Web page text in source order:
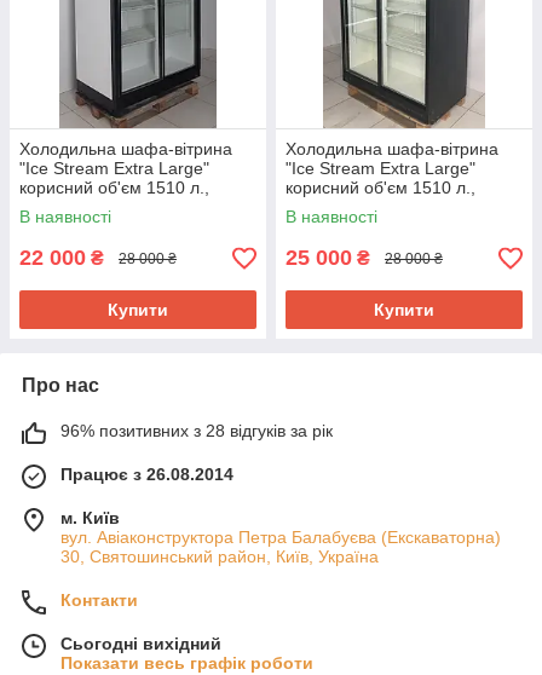
Холодильна шафа-вітрина
"Ice Stream Extra Large"
корисний об'єм 1510 л.,
(Україна), (+3° +10°), Б/у
В наявності
22 000 ₴ 28 000 ₴
Купити
Холодильна шафа-вітрина
"Ice Stream Extra Large"
корисний об'єм 1510 л.,
(Україна), (+3° +10°), Б/y
В наявності
25 000 ₴ 28 000 ₴
Купити
Про нас
96% позитивних з 28 відгуків за рік
Працює з 26.08.2014
м. Київ
вул. Авіаконструктора Петра Балабуєва (Екскаваторна)
30, Святошинський район, Київ, Україна
Контакти
Сьогодні вихідний
Показати весь графік роботи